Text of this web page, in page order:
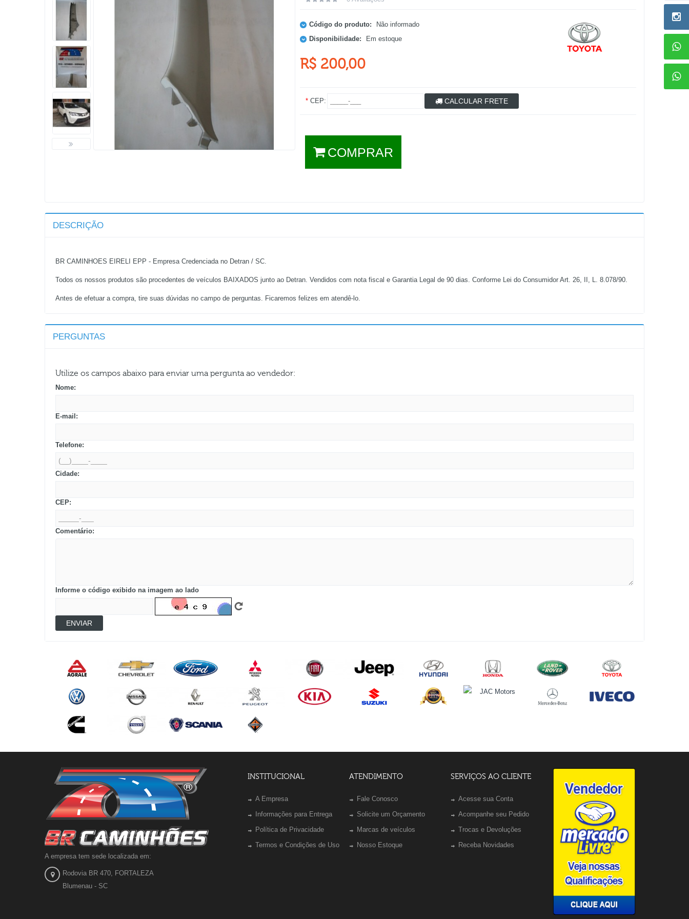
Código do produto:
Não informado
Disponibilidade:
Em estoque
R$ 200,00
*CEP: CALCULAR FRETE
COMPRAR
DESCRIÇÃO
BR CAMINHOES EIRELI EPP - Empresa Credenciada no Detran / SC.
Todos os nossos produtos são procedentes de veículos BAIXADOS junto ao Detran. Vendidos com nota fiscal e Garantia Legal de 90 dias. Conforme Lei do Consumidor Art. 26, II, L. 8.078/90.
Antes de efetuar a compra, tire suas dúvidas no campo de perguntas. Ficaremos felizes em atendê-lo.
PERGUNTAS
Utilize os campos abaixo para enviar uma pergunta ao vendedor:
Nome:
E-mail:
Telefone:
Cidade:
CEP:
Comentário:
Informe o código exibido na imagem ao lado
ENVIAR
A empresa tem sede localizada em:
Rodovia BR 470, FORTALEZA
Blumenau - SC
INSTITUCIONAL
A Empresa
Informações para Entrega
Política de Privacidade
Termos e Condições de Uso
ATENDIMENTO
Fale Conosco
Solicite um Orçamento
Marcas de veículos
Nosso Estoque
SERVIÇOS AO CLIENTE
Acesse sua Conta
Acompanhe seu Pedido
Trocas e Devoluções
Receba Novidades